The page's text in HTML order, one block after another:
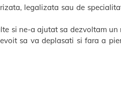
legalizata sau de
si ne-a ajutat sa dezvoltam un
sa va deplasati si fara a